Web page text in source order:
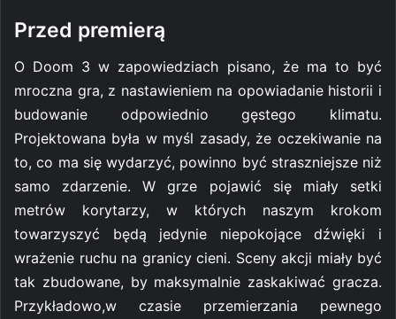
Przed premierą
O Doom 3 w zapowiedziach pisano, że ma to być
mroczna gra, z nastawieniem na opowiadanie historii i
budowanie odpowiednio gęstego klimatu.
Projektowana była w myśl zasady, że oczekiwanie na
to, co ma się wydarzyć, powinno być straszniejsze niż
samo zdarzenie. W grze pojawić się miały setki
metrów korytarzy, w których naszym krokom
towarzyszyć będą jedynie niepokojące dźwięki i
wrażenie ruchu na granicy cieni. Sceny akcji miały być
tak zbudowane, by maksymalnie zaskakiwać gracza.
Przykładowo,w czasie przemierzania pewnego